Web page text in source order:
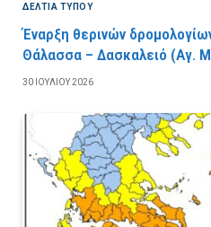
ΔΕΛΤΙΑ ΤΥΠΟΥ
Έναρξη θερινών
Θάλασσα – Δασκαλειό (Αγ.
30 ΙΟΥΛΊΟΥ 2026